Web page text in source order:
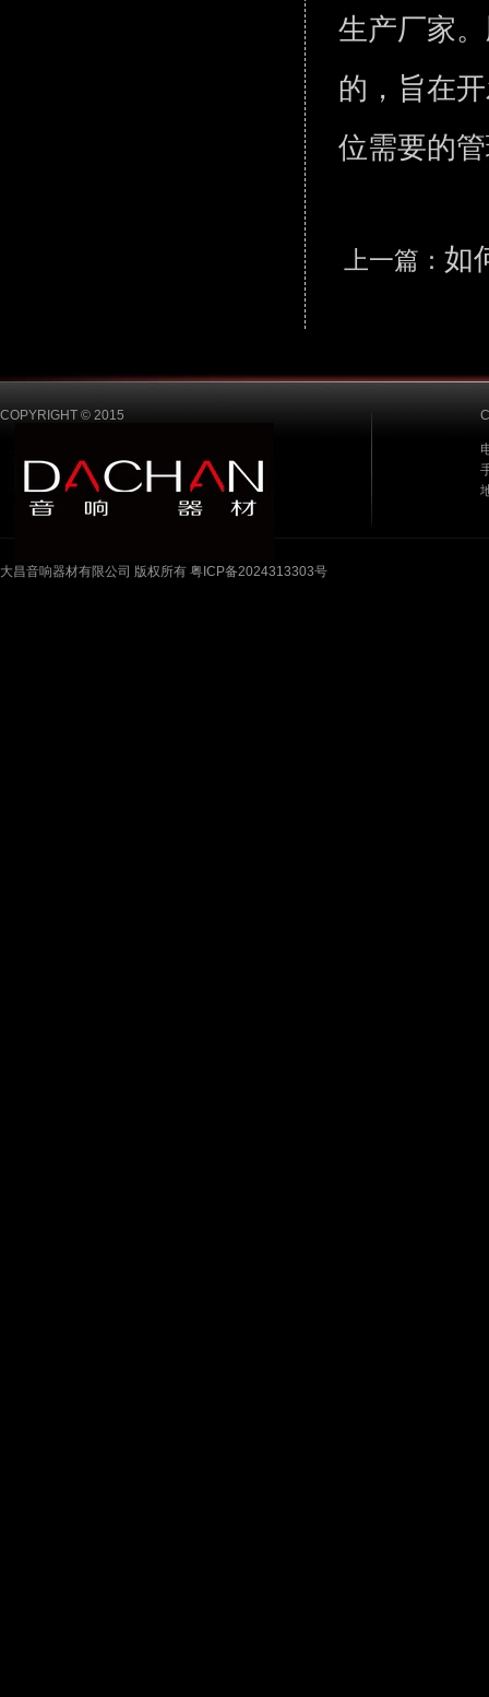
生产厂家
的，旨在
位需要的
上一篇： 如
COPYRIGHT © 2015
大昌音响器材有限公司 版权所有 粤ICP备2024313303号